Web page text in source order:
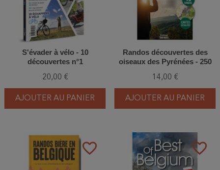
S'évader à vélo - 10
découvertes n°1
20,00 €
AJOUTER AU PANIER
Randos découvertes des
oiseaux des Pyrénées - 250
détaillées
14,00 €
AJOUTER AU PANIER
favorite_border favorite_border